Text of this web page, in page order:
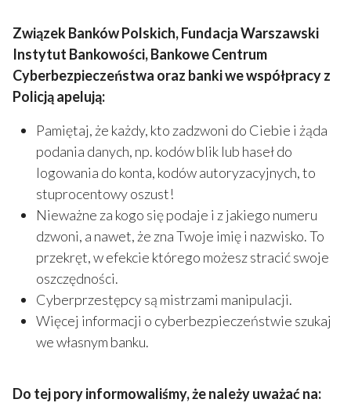
Związek Banków Polskich, Fundacja Warszawski
Instytut Bankowości, Bankowe Centrum
Cyberbezpieczeństwa oraz banki we współpracy z
Policją apelują:
Pamiętaj, że każdy, kto zadzwoni do Ciebie i żąda
podania danych, np. kodów blik lub haseł do
logowania do konta, kodów autoryzacyjnych, to
stuprocentowy oszust!
Nieważne za kogo się podaje i z jakiego numeru
dzwoni, a nawet, że zna Twoje imię i nazwisko. To
przekręt, w efekcie którego możesz stracić swoje
oszczędności.
Cyberprzestępcy są mistrzami manipulacji.
Więcej informacji o cyberbezpieczeństwie szukaj
we własnym banku.
Do tej pory informowaliśmy, że należy uważać na: